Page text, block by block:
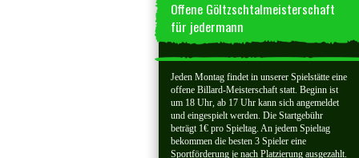
Offene Göltzschtalmeisterschaft
für jedermann
Jeden Montag findet in unserer Spielstätte eine
offene Billard-Meisterschaft statt. Beginn ist
um 18 Uhr, ab 17 Uhr kann sich angemeldet
und eingespielt werden. Die Startgebühr
beträgt 1€ pro Spieltag. An jedem Spieltag
bekommen die besten 3 Spieler eine
Sportförderung je nach Platzierung ausgezahlt.